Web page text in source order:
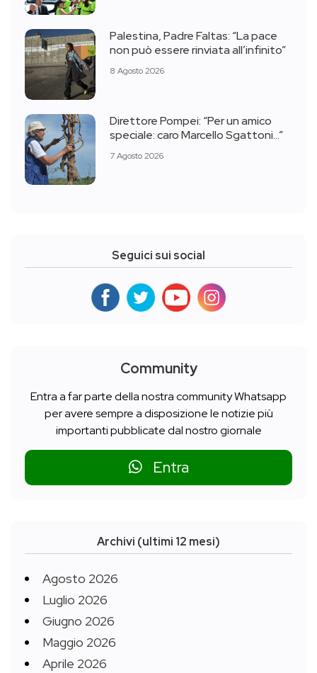
Palestina, Padre Faltas: “La pace
non può essere rinviata all’infinito”
8 Agosto 2026
Direttore Pompei: “Per un amico
speciale: caro Marcello Sgattoni…”
7 Agosto 2026
Seguici sui social
Community
Entra a far parte della nostra community Whatsapp
per avere sempre a disposizione le notizie più
importanti pubblicate dal nostro giornale
Entra
Archivi (ultimi 12 mesi)
Agosto 2026
Luglio 2026
Giugno 2026
Maggio 2026
Aprile 2026